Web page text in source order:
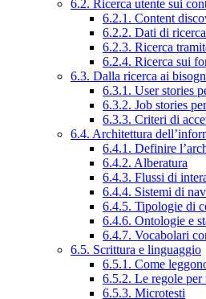
6.2. Ricerca utente sui
6.2.1. Content
6.2.2. Dati di
6.2.3. Ricerca
6.2.4. Ricerca sui
6.3. Dalla ricerca ai
6.3.1. User stories
6.3.2. Job stories
6.3.3. Criteri di
6.4. Architettura
6.4.1. Definire
6.4.2. Alberatura
6.4.3. Flussi di
6.4.4. Sistemi di
6.4.5. Tipologie di
6.4.6. Ontologie e
6.4.7. Vocabolari
6.5. Scrittura e linguaggio
6.5.1. Come
6.5.2. Le regole
6.5.3. Microtesti